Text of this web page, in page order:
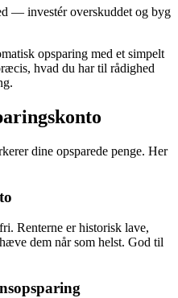
— investér overskuddet og byg
opsparing med et simpelt
hvad du har til rådighed
dine opsparede penge. Her
Renterne er historisk lave,
dem når som helst. God til